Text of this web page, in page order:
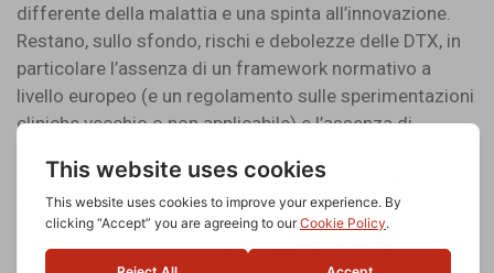
differente della malattia e una spinta all’innovazione.
Restano, sullo sfondo, rischi e debolezze delle DTX, in
particolare l’assenza di un framework normativo a
livello europeo (e un regolamento sulle sperimentazioni
cliniche vecchio o non applicabile) e l’assenza di
una scarsa preparazione dell’ambito medico al
cambiamento e la mancanza di modelli organizzativi.
Chiarire la differenza tra Digital Medicine